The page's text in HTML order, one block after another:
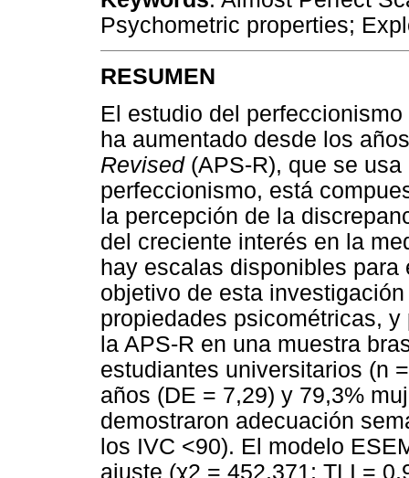
Psychometric properties;
RESUMEN
El estudio del
ha aumentado desde los
Revised(APS-R), que se usa
perfeccionismo, está
la percepción de la
del creciente interés en la
hay escalas disponibles
objetivo de esta
propiedades psicométricas,
la APS-R en una muestra
estudiantes universitarios (n
años (DE = 7,29) y 79,3%
demostraron adecuación
los IVC <90). El modelo
ajuste (χ2 = 452,371; TLI =